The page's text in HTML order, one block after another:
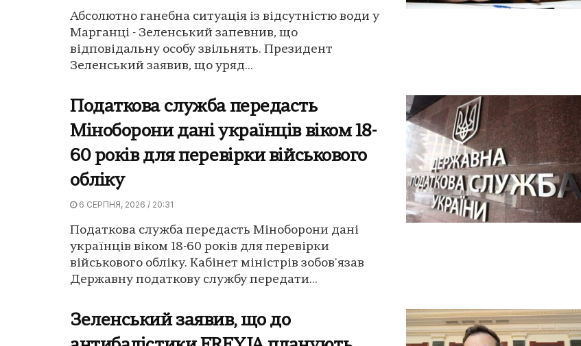
Абсолютно ганебна ситуація із відсутністю води у
Марганці - Зеленський запевнив, що
відповідальну особу звільнять. Президент
Зеленський заявив, що уряд...
Податкова служба передасть
Міноборони дані українців віком 18-
60 років для перевірки військового
обліку
6 СЕРПНЯ, 2026 / 20:31
Податкова служба передасть Міноборони дані
українців віком 18-60 років для перевірки
військового обліку. Кабінет міністрів зобов'язав
Державну податкову службу передати...
Зеленський заявив, що до